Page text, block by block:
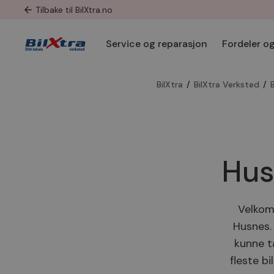
Tilbake til BilXtra.no
Service og reparasjon Fordeler
BilXtra / BilXtra Verksted /
kunne
fleste